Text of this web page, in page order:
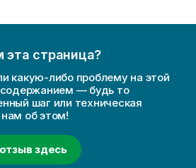
эта страница?
какую-либо проблему на этой
— будь то
шаг или техническая
об этом!
здесь